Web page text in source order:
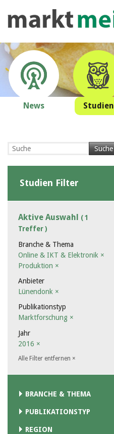
News Studien
Suche
Studien Filter
Aktive Auswahl ( 1
Treffer )
Branche & Thema
Online & IKT & Elektronik ×
Produktion ×
Anbieter
Lünendonk ×
Publikationstyp
Marktforschung ×
Jahr
2016 ×
Alle Filter entfernen ×
BRANCHE & THEMA
PUBLIKATIONSTYP
REGION